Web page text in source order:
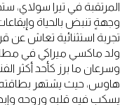
المرتقبة في تيرا سولاي،
وجهةٍ تنبض بالحياة
تجربة استثنائية تعاش عن
ولد ماكسي ميراكي في
وسرعان ما برز كأحد أكثر
هاوس، حيث يشتهر بطاقته
يسكب فيه قلبه وروحه